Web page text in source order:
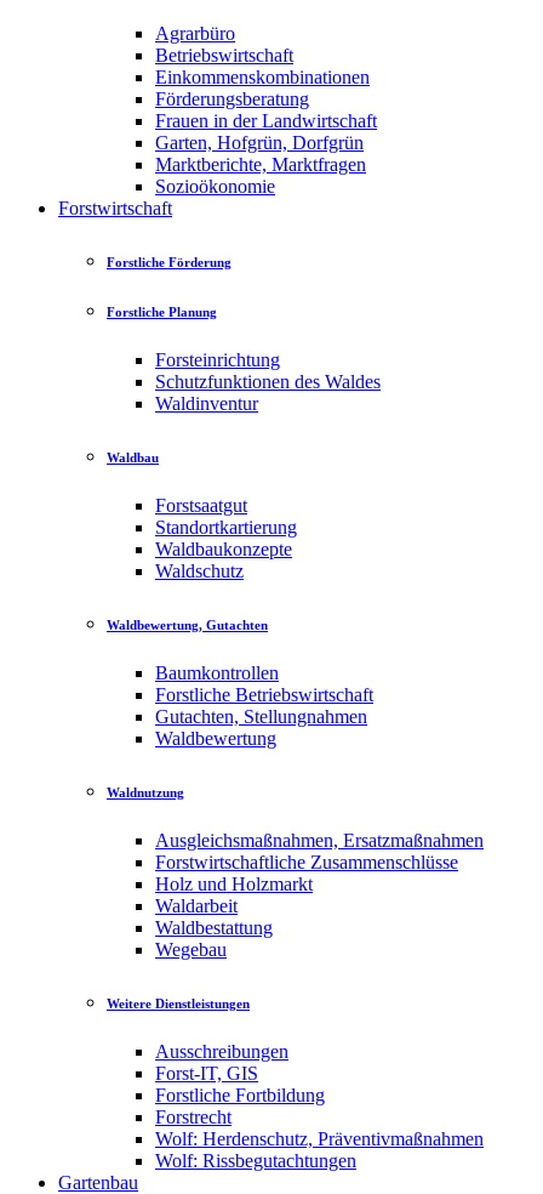
Agrarbüro
Betriebswirtschaft
Einkommenskombinationen
Förderungsberatung
Frauen in der Landwirtschaft
Garten, Hofgrün, Dorfgrün
Marktberichte, Marktfragen
Sozioökonomie
Forstwirtschaft
Forstliche Förderung
Forstliche Planung
Forsteinrichtung
Schutzfunktionen des Waldes
Waldinventur
Waldbau
Forstsaatgut
Standortkartierung
Waldbaukonzepte
Waldschutz
Waldbewertung, Gutachten
Baumkontrollen
Forstliche Betriebswirtschaft
Gutachten, Stellungnahmen
Waldbewertung
Waldnutzung
Ausgleichsmaßnahmen, Ersatzmaßnahmen
Forstwirtschaftliche Zusammenschlüsse
Holz und Holzmarkt
Waldarbeit
Waldbestattung
Wegebau
Weitere Dienstleistungen
Ausschreibungen
Forst-IT, GIS
Forstliche Fortbildung
Forstrecht
Wolf: Herdenschutz, Präventivmaßnahmen
Wolf: Rissbegutachtungen
Gartenbau